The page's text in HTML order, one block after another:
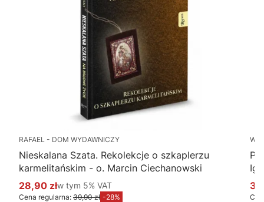
RAFAEL - DOM WYDAWNICZY
Nieskalana Szata. Rekolekcje o szkaplerzu
karmelitańskim - o. Marcin Ciechanowski
Cena promocyjna brutto
28,90 złw tym %s VAT
w tym 5% VAT
Cena regularna: 39,90 zł -28%